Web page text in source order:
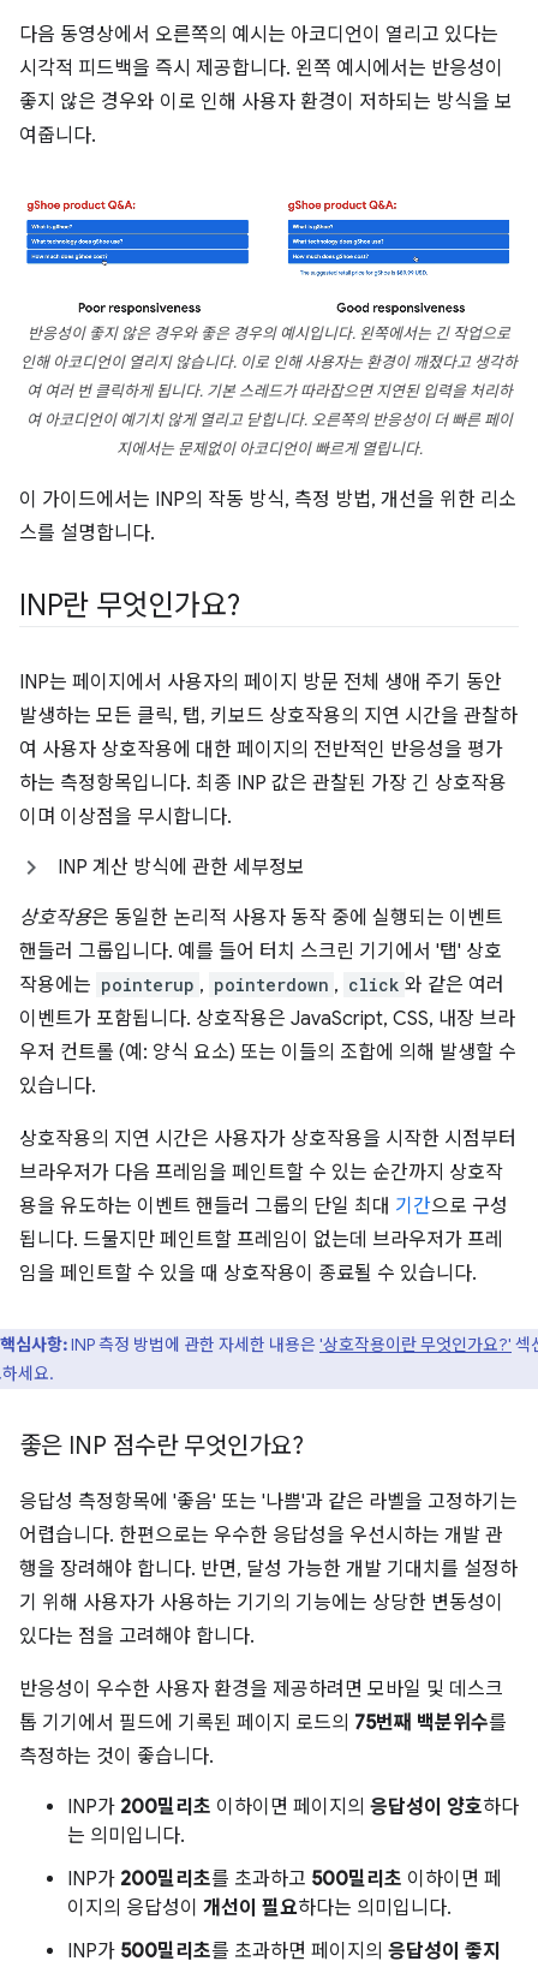
다음 동영상에서 오른쪽의 예시는 아코디언이 열리고 있다는
시각적 피드백을 즉시 제공합니다. 왼쪽 예시에서는 반응성이
좋지 않은 경우와 이로 인해 사용자 환경이 저하되는 방식을 보
여줍니다.
반응성이 좋지 않은 경우와 좋은 경우의 예시입니다. 왼쪽에서는 긴 작업으로
인해 아코디언이 열리지 않습니다. 이로 인해 사용자는 환경이 깨졌다고 생각하
여 여러 번 클릭하게 됩니다. 기본 스레드가 따라잡으면 지연된 입력을 처리하
여 아코디언이 예기치 않게 열리고 닫힙니다. 오른쪽의 반응성이 더 빠른 페이
지에서는 문제없이 아코디언이 빠르게 열립니다.
이 가이드에서는 INP의 작동 방식, 측정 방법, 개선을 위한 리소
스를 설명합니다.
INP란 무엇인가요?
INP는 페이지에서 사용자의 페이지 방문 전체 생애 주기 동안
발생하는 모든 클릭, 탭, 키보드 상호작용의 지연 시간을 관찰하
여 사용자 상호작용에 대한 페이지의 전반적인 반응성을 평가
하는 측정항목입니다. 최종 INP 값은 관찰된 가장 긴 상호작용
이며 이상점을 무시합니다.
INP 계산 방식에 관한 세부정보
상호작용은 동일한 논리적 사용자 동작 중에 실행되는 이벤트
핸들러 그룹입니다. 예를 들어 터치 스크린 기기에서 '탭' 상호
작용에는 pointerup , pointerdown , click 와 같은 여러
이벤트가 포함됩니다. 상호작용은 JavaScript, CSS, 내장 브라
우저 컨트롤 (예: 양식 요소) 또는 이들의 조합에 의해 발생할 수
있습니다.
상호작용의 지연 시간은 사용자가 상호작용을 시작한 시점부터
브라우저가 다음 프레임을 페인트할 수 있는 순간까지 상호작
용을 유도하는 이벤트 핸들러 그룹의 단일 최대 기간으로 구성
됩니다. 드물지만 페인트할 프레임이 없는데 브라우저가 프레
임을 페인트할 수 있을 때 상호작용이 종료될 수 있습니다.
핵심사항:INP 측정 방법에 관한 자세한 내용은 '상호작용이란 무엇인가요?' 섹
세요.
좋은 INP 점수란 무엇인가요?
응답성 측정항목에 '좋음' 또는 '나쁨'과 같은 라벨을 고정하기는
어렵습니다. 한편으로는 우수한 응답성을 우선시하는 개발 관
행을 장려해야 합니다. 반면, 달성 가능한 개발 기대치를 설정하
기 위해 사용자가 사용하는 기기의 기능에는 상당한 변동성이
있다는 점을 고려해야 합니다.
반응성이 우수한 사용자 환경을 제공하려면 모바일 및 데스크
톱 기기에서 필드에 기록된 페이지 로드의 75번째 백분위수를
측정하는 것이 좋습니다.
INP가 200밀리초 이하이면 페이지의 응답성이 양호하다
는 의미입니다.
INP가 200밀리초를 초과하고 500밀리초 이하이면 페
이지의 응답성이 개선이 필요하다는 의미입니다.
INP가 500밀리초를 초과하면 페이지의 응답성이 좋지